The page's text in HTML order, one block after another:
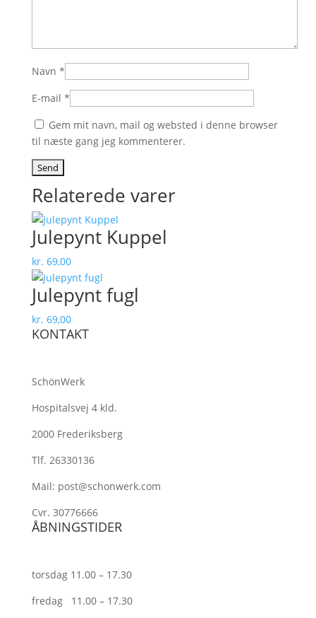
Navn *
E-mail *
Gem mit navn, mail og websted i denne browser
til næste gang jeg kommenterer.
Relaterede varer
Julepynt Kuppel
kr. 69,00
Julepynt fugl
kr. 69,00
KONTAKT
SchönWerk
Hospitalsvej 4 kld.
2000 Frederiksberg
Tlf. 26330136
Mail: post@schonwerk.com
Cvr. 30776666
ÅBNINGSTIDER
torsdag 11.00 – 17.30
fredag 11.00 – 17.30